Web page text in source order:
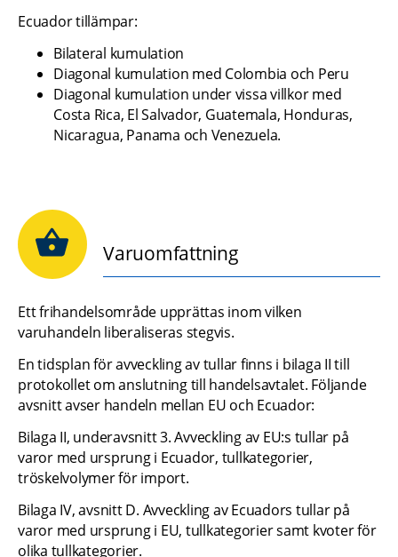
Ecuador tillämpar:
Bilateral kumulation
Diagonal kumulation med Colombia och Peru
Diagonal kumulation under vissa villkor med
Costa Rica, El Salvador, Guatemala, Honduras,
Nicaragua, Panama och Venezuela.
Varuomfattning
Ett frihandelsområde upprättas inom vilken
varuhandeln liberaliseras stegvis.
En tidsplan för avveckling av tullar finns i bilaga II till
protokollet om anslutning till handelsavtalet. Följande
avsnitt avser handeln mellan EU och Ecuador:
Bilaga II, underavsnitt 3. Avveckling av EU:s tullar på
varor med ursprung i Ecuador, tullkategorier,
tröskelvolymer för import.
Bilaga IV, avsnitt D. Avveckling av Ecuadors tullar på
varor med ursprung i EU, tullkategorier samt kvoter för
olika tullkategorier.